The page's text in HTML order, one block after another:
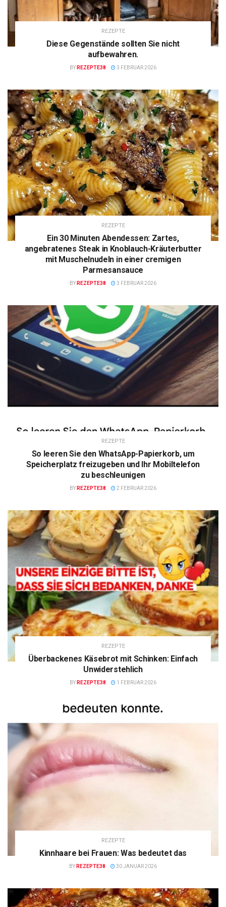
REZEPTE
Diese Gegenstände sollten Sie nicht
aufbewahren.
BY REZEPTE38 3 FEBRUAR 2026
REZEPTE
Ein 30 Minuten Abendessen: Zartes,
angebratenes Steak in Knoblauch-Kräuterbutter
mit Muschelnudeln in einer cremigen
Parmesansauce
BY REZEPTE38 3 FEBRUAR 2026
REZEPTE
So leeren Sie den WhatsApp-Papierkorb, um
Speicherplatz freizugeben und Ihr Mobiltelefon
zu beschleunigen
BY REZEPTE38 2 FEBRUAR 2026
REZEPTE
Überbackenes Käsebrot mit Schinken: Einfach
Unwiderstehlich
BY REZEPTE38 1 FEBRUAR 2026
REZEPTE
Kinnhaare bei Frauen: Was bedeutet das
BY REZEPTE38 30 JANUAR 2026